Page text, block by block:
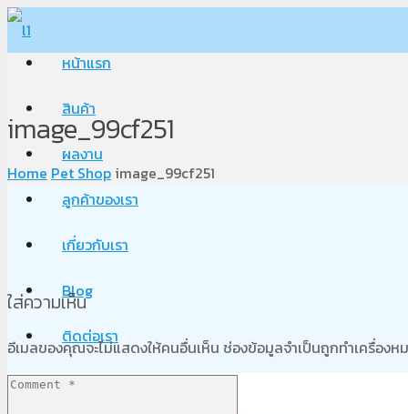
หน้าแรก
สินค้า
ผลงาน
ลูกค้าของเรา
เกี่ยวกับเรา
Blog
ติดต่อเรา
image_99cf251
Home Pet Shop image_99cf251
ใส่ความเห็น
อีเมลของคุณจะไม่แสดงให้คนอื่นเห็น ช่องข้อมูลจำเป็นถูกทำเครื่องห